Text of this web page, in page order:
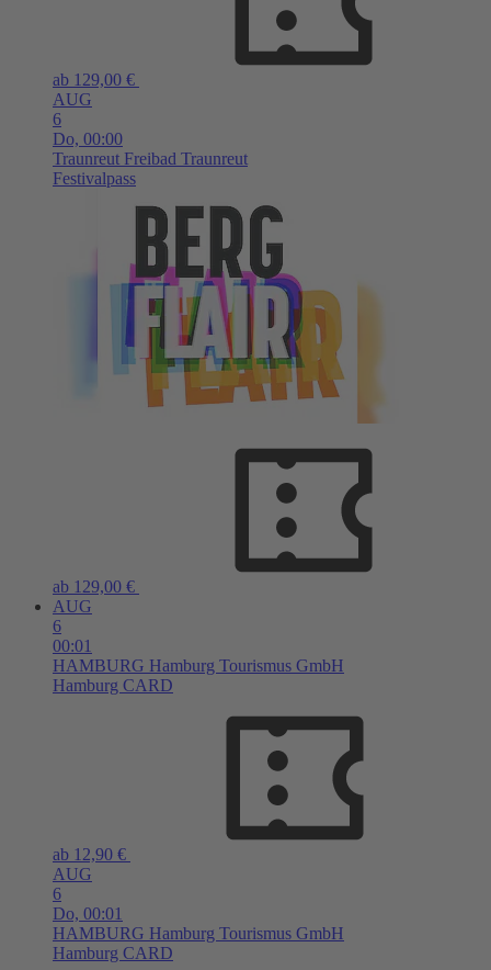
ab 129,00 €
AUG
6
Do, 00:00
Traunreut Freibad Traunreut
Festivalpass
ab 129,00 €
AUG
6
00:01
HAMBURG Hamburg Tourismus GmbH
Hamburg CARD
ab 12,90 €
AUG
6
Do, 00:01
HAMBURG Hamburg Tourismus GmbH
Hamburg CARD